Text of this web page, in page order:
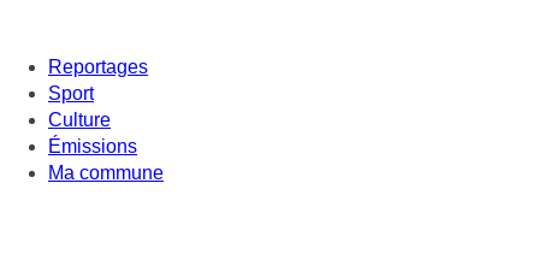
Reportages
Sport
Culture
Émissions
Ma commune